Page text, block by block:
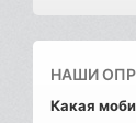
НАШИ
Какая